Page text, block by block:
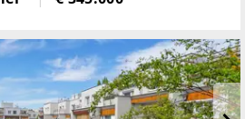
der Anlage bietet die sehr